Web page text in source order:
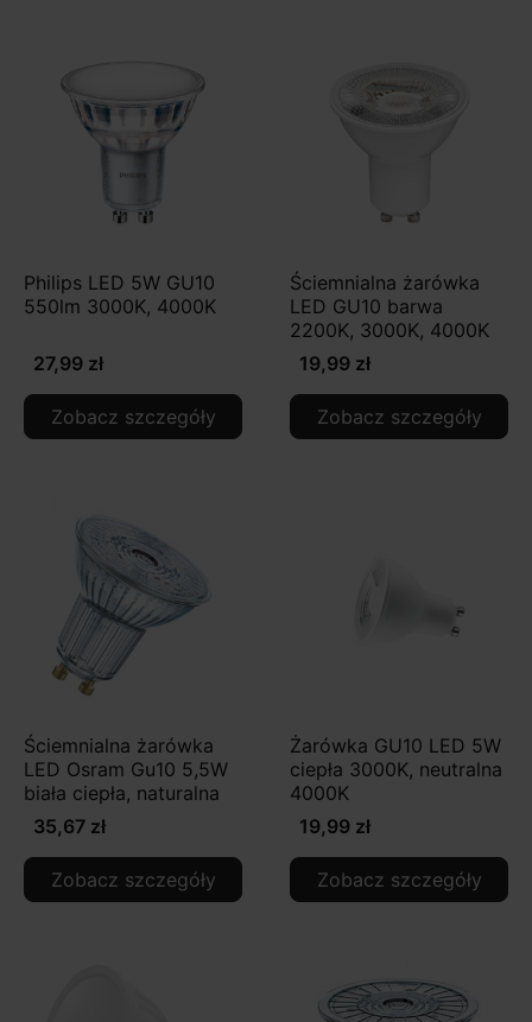
Philips LED 5W GU10
550lm 3000K, 4000K
27,99 zł
Zobacz szczegóły
Ściemnialna żarówka
LED GU10 barwa
2200K, 3000K, 4000K
19,99 zł
Zobacz szczegóły
Ściemnialna żarówka
LED Osram Gu10 5,5W
biała ciepła, naturalna
35,67 zł
Zobacz szczegóły
Żarówka GU10 LED 5W
ciepła 3000K, neutralna
4000K
19,99 zł
Zobacz szczegóły